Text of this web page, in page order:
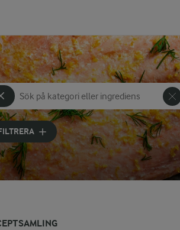
Sök på kategori eller ingrediens
Skriv in sökord för att få förslag